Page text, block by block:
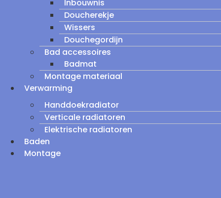
Inbouwnis
Doucherekje
Wissers
Douchegordijn
Bad accessoires
Badmat
Montage materiaal
Verwarming
Handdoekradiator
Verticale radiatoren
Elektrische radiatoren
Baden
Montage